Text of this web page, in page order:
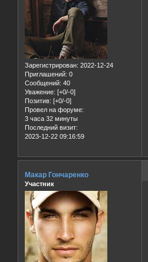
Зарегистрирован: 2022-12-24
Приглашений: 0
Сообщений: 40
Уважение: [+0/-0]
Позитив: [+0/-0]
Провел на форуме:
3 часа 32 минуты
Последний визит:
2023-12-22 09:16:59
Макар Гончаренко
Участник